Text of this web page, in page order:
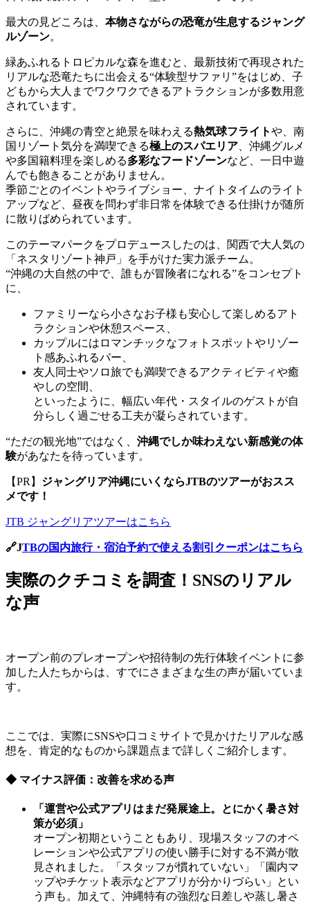
最大の見どころは、 本物さながらの恐竜が生息するジャング
ルゾーン。
緑あふれるトロピカルな森を進むと、最新技術で再現された
リアルな恐竜たちに出会える“体験型サファリ”をはじめ、子
どもから大人までワクワクできるアトラクションが多数用意
されています。
さらに、沖縄の青空と絶景を味わえる熱気球フライトや、南
国リゾート気分を満喫できる極上のスパエリア 、沖縄グルメ
や多国籍料理を楽しめる多彩なフードゾーンなど、一日中遊
んでも飽きることがありません。
季節ごとのイベントやライブショー、ナイトタイムのライト
アップなど、昼夜を問わず非日常を体験できる仕掛けが随所
に散りばめられています。
このテーマパークをプロデュースしたのは、関西で大人気の
「ネスタリゾート神戸」を手がけた実力派チーム。
“沖縄の大自然の中で、誰もが冒険者になれる”をコンセプト
に、
ファミリーなら小さなお子様も安心して楽しめるアト
ラクションや休憩スペース、
カップルにはロマンチックなフォトスポットやリゾー
ト感あふれるバー、
友人同士やソロ旅でも満喫できるアクティビティや癒
やしの空間、
といったように、幅広い年代・スタイルのゲストが自
分らしく過ごせる工夫が凝らされています。
“ただの観光地”ではなく、 沖縄でしか味わえない新感覚の体
験があなたを待っています。
【PR】 ジャングリア沖縄にいくならJTBのツアーがおスス
メです！
JTB ジャングリアツアーはこちら
🔗JTBの国内旅行・宿泊予約で使える割引クーポンはこちら
実際のクチコミを調査！SNSのリアル
な声
オープン前のプレオープンや招待制の先行体験イベントに参
加した人たちからは、すでにさまざまな生の声が届いていま
す。
ここでは、実際にSNSや口コミサイトで見かけたリアルな感
想を、肯定的なものから課題点まで詳しくご紹介します。
◆ マイナス評価：改善を求める声
「運営や公式アプリはまだ発展途上。とにかく暑さ対
策が必須」
オープン初期ということもあり、現場スタッフのオペ
レーションや公式アプリの使い勝手に対する不満が散
見されました。「スタッフが慣れていない」「園内マ
ップやチケット表示などアプリが分かりづらい」とい
う声も。加えて、沖縄特有の強烈な日差しや蒸し暑さ